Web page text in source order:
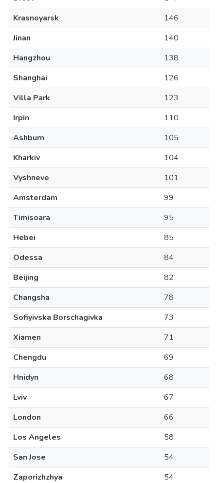
Krasnoyarsk
146
Jinan
140
Hangzhou
138
Shanghai
126
Villa Park
123
Irpin
110
Ashburn
105
Kharkiv
104
Vyshneve
101
Amsterdam
99
Timisoara
95
Hebei
85
Odessa
84
Beijing
82
Changsha
78
Sofiyivska Borschagivka
73
Xiamen
71
Chengdu
69
Hnidyn
68
Lviv
67
London
66
Los Angeles
58
San Jose
54
Zaporizhzhya
54